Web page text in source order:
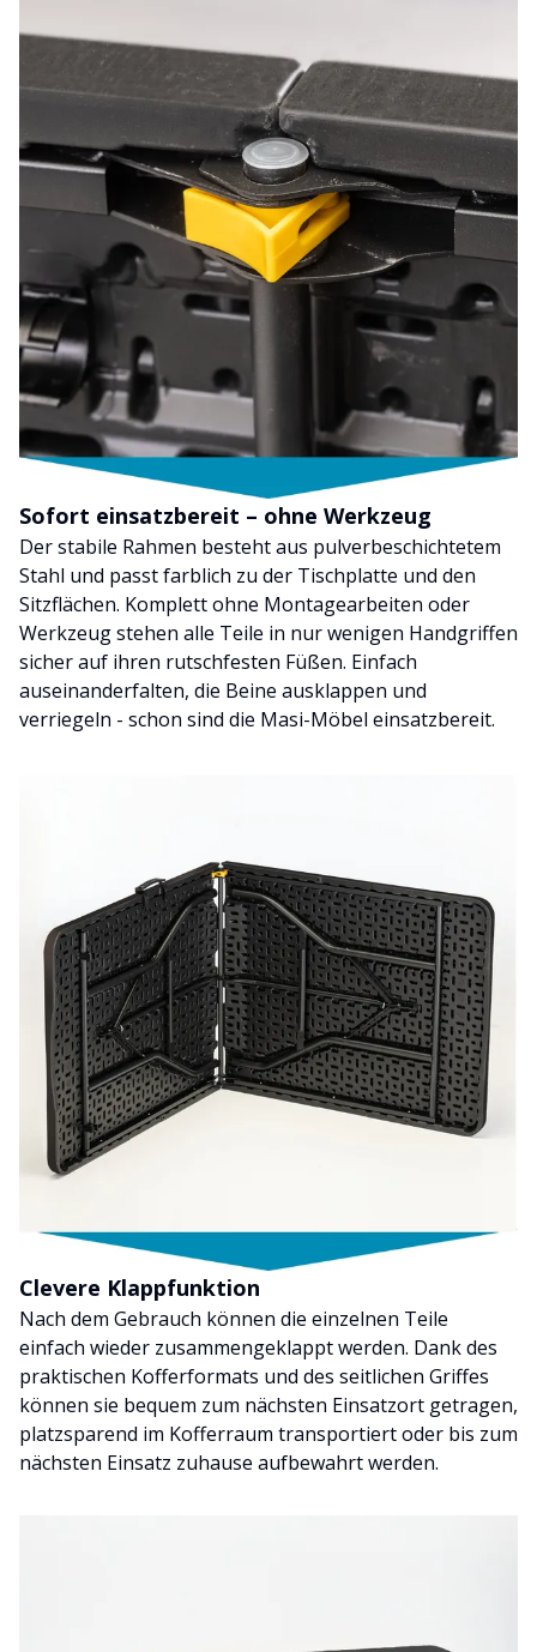
Sofort einsatzbereit – ohne Werkzeug
Der stabile Rahmen besteht aus pulverbeschichtetem
Stahl und passt farblich zu der Tischplatte und den
Sitzflächen. Komplett ohne Montagearbeiten oder
Werkzeug stehen alle Teile in nur wenigen Handgriffen
sicher auf ihren rutschfesten Füßen. Einfach
auseinanderfalten, die Beine ausklappen und
verriegeln - schon sind die Masi-Möbel einsatzbereit.
Clevere Klappfunktion
Nach dem Gebrauch können die einzelnen Teile
einfach wieder zusammengeklappt werden. Dank des
praktischen Kofferformats und des seitlichen Griffes
können sie bequem zum nächsten Einsatzort getragen,
platzsparend im Kofferraum transportiert oder bis zum
nächsten Einsatz zuhause aufbewahrt werden.